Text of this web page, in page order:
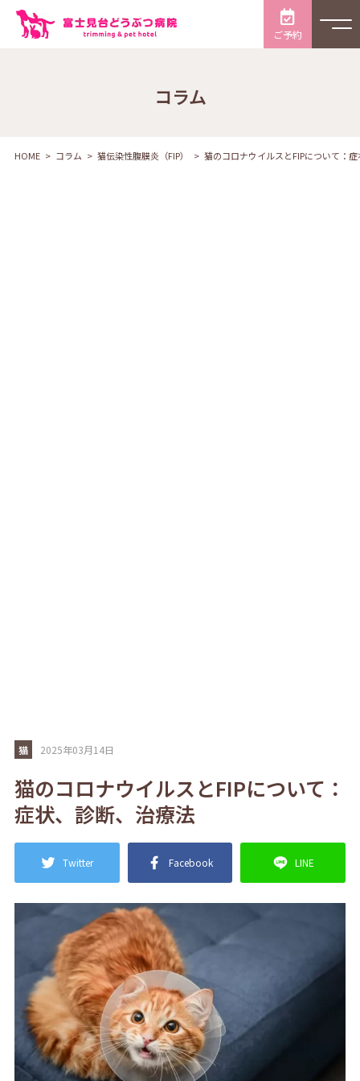
ご予約
コラム
HOME コラム 猫伝染性腹膜炎（FIP） 猫のコロナウイルスとFIPについて：
猫 2025年03月14日
猫のコロナウイルスとFIPについて：
症状、診断、治療法
Twitter Facebook LINE